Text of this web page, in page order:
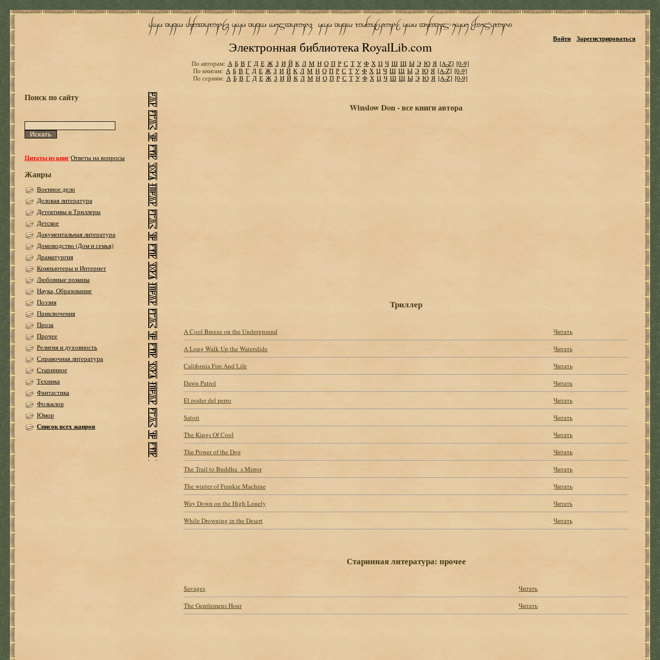
Электронная библиотека RoyalLib.com
Войти Зарегистрироваться
По авторам: А Б В Г Д Е Ж З И Й К Л М Н О П Р С Т У Ф Х Ц Ч Ш Щ Ы Э Ю Я [A-Z] [0-9]
По книгам: А Б В Г Д Е Ж З И Й К Л М Н О П Р С Т У Ф Х Ц Ч Ш Щ Ы Э Ю Я [A-Z] [0-9]
По сериям: А Б В Г Д Е Ж З И Й К Л М Н О П Р С Т У Ф Х Ц Ч Ш Щ Ы Э Ю Я [A-Z] [0-9]
Поиск по сайту
Цитаты из книгОтветы на вопросы
Жанры
Военное дело
Деловая литература
Детективы и Триллеры
Детское
Документальная литература
Домоводство (Дом и семья)
Драматургия
Компьютеры и Интернет
Любовные романы
Наука, Образование
Поэзия
Приключения
Проза
Прочее
Религия и духовность
Справочная литература
Старинное
Техника
Фантастика
Фольклор
Юмор
Список всех жанров
Winslow Don - все книги автора
Триллер
A Cool Breeze on the Underground
Читать
A Long Walk Up the Waterslide
Читать
California Fire And Life
Читать
Dawn Patrol
Читать
El poder del perro
Читать
Satori
Читать
The Kings Of Cool
Читать
The Power of the Dog
Читать
The Trail to Buddha_s Mirror
Читать
The winter of Frankie Machine
Читать
Way Down on the High Lonely
Читать
While Drowning in the Desert
Читать
Старинная литература: прочее
Savages
Читать
The Gentlemens Hour
Читать